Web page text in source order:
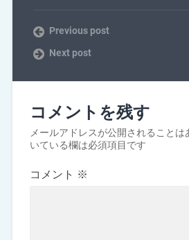
Previous post
Next post
コメントを残す
メールアドレスが公開されることは
いている欄は必須項目です
コメント ※